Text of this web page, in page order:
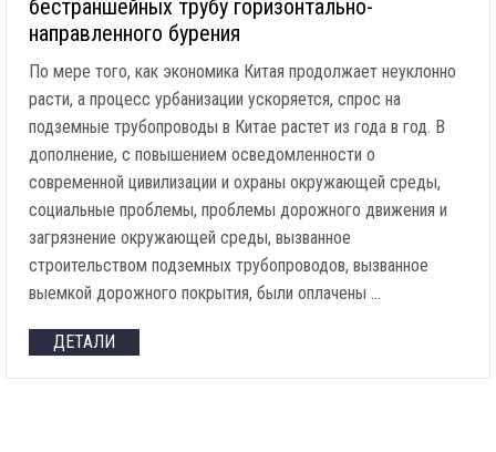
бестраншейных трубу горизонтально-
направленного бурения
По мере того, как экономика Китая продолжает неуклонно
расти, а процесс урбанизации ускоряется, спрос на
подземные трубопроводы в Китае растет из года в год. В
дополнение, с повышением осведомленности о
современной цивилизации и охраны окружающей среды,
социальные проблемы, проблемы дорожного движения и
загрязнение окружающей среды, вызванное
строительством подземных трубопроводов, вызванное
выемкой дорожного покрытия, были оплачены …
ДЕТАЛИ